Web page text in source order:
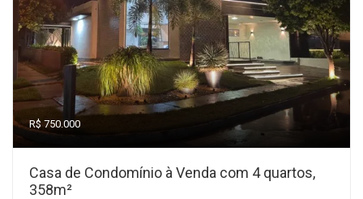
R$ 750.000
Casa de Condomínio à Venda com 4 quartos,
358m²